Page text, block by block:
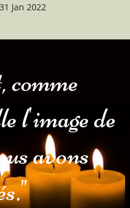
Jan 2022
l'image de
avons